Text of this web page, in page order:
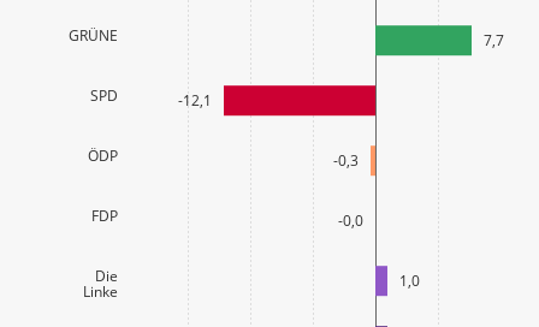
GRÜNE
SPD
ÖDP
FDP
Die
Linke
7,7
-12,1
-0,3
-0,0
1,0